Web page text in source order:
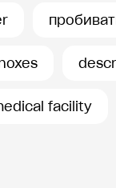
facility